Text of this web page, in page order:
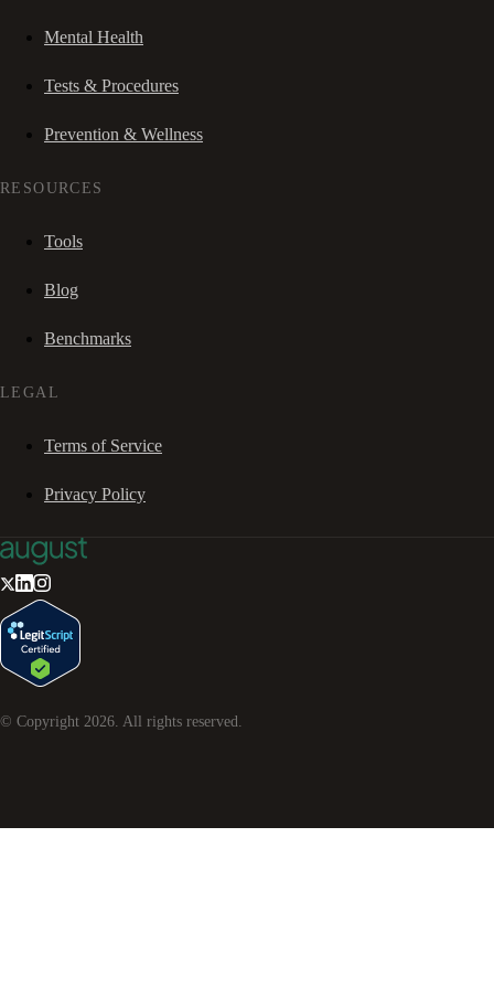
Mental Health
Tests & Procedures
Prevention & Wellness
RESOURCES
Tools
Blog
Benchmarks
LEGAL
Terms of Service
Privacy Policy
© Copyright 2026 . All rights reserved.